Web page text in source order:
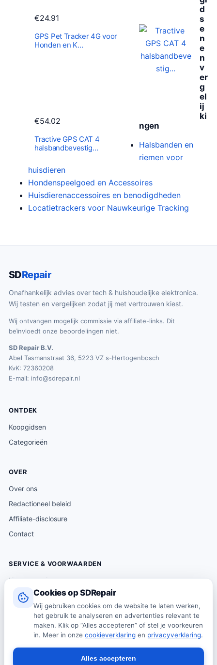
Cookies op SDRepair
Wij gebruiken cookies om de website te laten werken,
het gebruik te analyseren en advertenties relevant te
maken. Klik op “Alles accepteren” of stel je voorkeuren
in. Meer in onze cookieverklaring en privacyverklaring.
Alles accepteren
€24.91
GPS Pet Tracker 4G voor
Honden en K…
€54.02
Tractive GPS CAT 4
halsbandbevestig…
d
s
e
n
e
n
v
er
g
el
ij
ki
ngen
Halsbanden en
riemen voor
huisdieren
Hondenspeelgoed en Accessoires
Huisdierenaccessoires en benodigdheden
Locatietrackers voor Nauwkeurige Tracking
SDRepair
Onafhankelijk advies over tech & huishoudelijke elektronica.
Wij testen en vergelijken zodat jij met vertrouwen kiest.
Wij ontvangen mogelijk commissie via affiliate-links. Dit
beïnvloedt onze beoordelingen niet.
SD Repair B.V.
Abel Tasmanstraat 36, 5223 VZ s-Hertogenbosch
KvK: 72360208
E-mail: info@sdrepair.nl
ONTDEK
Koopgidsen
Categorieën
OVER
Over ons
Redactioneel beleid
Affiliate-disclosure
Contact
SERVICE & VOORWAARDEN
Klantenservice
Verzending & levering
Retourneren
Algemene voorwaarden